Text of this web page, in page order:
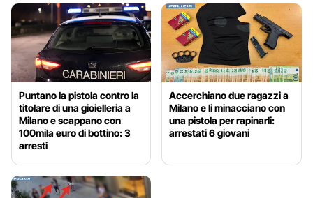
Puntano la pistola contro la
titolare di una gioielleria a
Milano e scappano con
100mila euro di bottino: 3
arresti
Accerchiano due ragazzi a
Milano e li minacciano con
una pistola per rapinarli:
arrestati 6 giovani